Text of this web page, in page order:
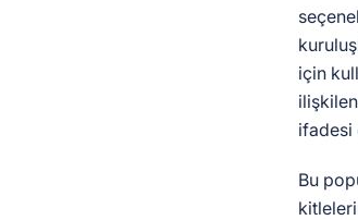
için
ifadesi
Bu